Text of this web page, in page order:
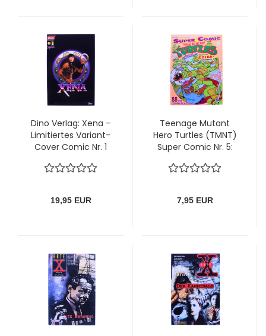
Dino Verlag: Xena –
Limitiertes Variant-
Cover Comic Nr. 1
19,95 EUR
Teenage Mutant
Hero Turtles (TMNT)
Super Comic Nr. 5:
Condor
7,95 EUR